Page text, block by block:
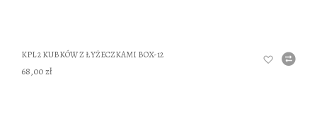
KPL 2 KUBKÓW Z ŁYŻECZKAMI BOX-12
68,00 zł